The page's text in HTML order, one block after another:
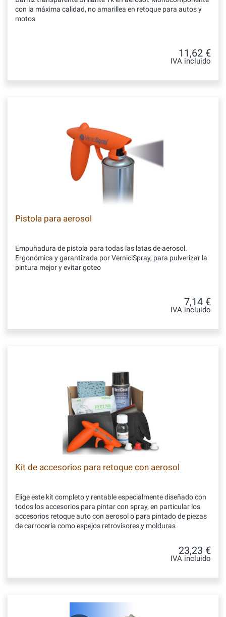
con la máxima calidad, no amarillea en retoque para autos y
motos
11,62 €
IVA incluido
Pistola para aerosol
Empuñadura de pistola para todas las latas de aerosol.
Ergonómica y garantizada por VerniciSpray, para pulverizar la
pintura mejor y evitar goteo
7,14 €
IVA incluido
Kit de accesorios para retoque con aerosol
Elige este kit completo y rentable especialmente diseñado con
todos los accesorios para pintar con spray, en particular los
accesorios retoque auto con aerosol o para pintado de piezas
de carrocería como espejos retrovisores y molduras
23,23 €
IVA incluido